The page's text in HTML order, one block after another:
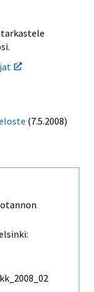
(7.5.2008)